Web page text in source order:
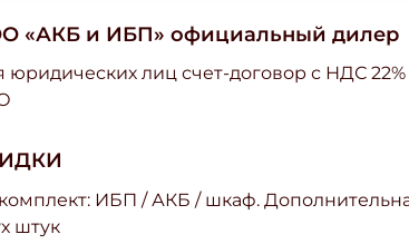
«АКБ и ИБП» официальный дилер
юридических лиц счет-договор с НДС
ИБП / АКБ / шкаф.
штук